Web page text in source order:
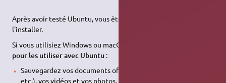
Après avoir testé Ubuntu, vous êtes maintenant prêt à
l'installer.
Si vous utilisiez Windows ou macOS,
pour les utiliser avec Ubuntu :
Sauvegardez vos documents office (textes, présentations,
etc.), vos vidéos et vos photos, de préférence sur un média